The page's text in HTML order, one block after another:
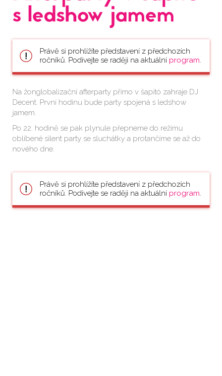
s ledshow jamem
Právě si prohlížíte představení z předchozích
ročníků. Podívejte se raději na aktuální program.
Na žonglobalizační afterparty přímo v šapitó zahraje DJ
Decent. První hodinu bude party spojená s ledshow
jamem.
Po 22. hodině se pak plynule přepneme do režimu
oblíbené silent party se sluchátky a protančíme se až do
nového dne.
Právě si prohlížíte představení z předchozích
ročníků. Podívejte se raději na aktuální program.